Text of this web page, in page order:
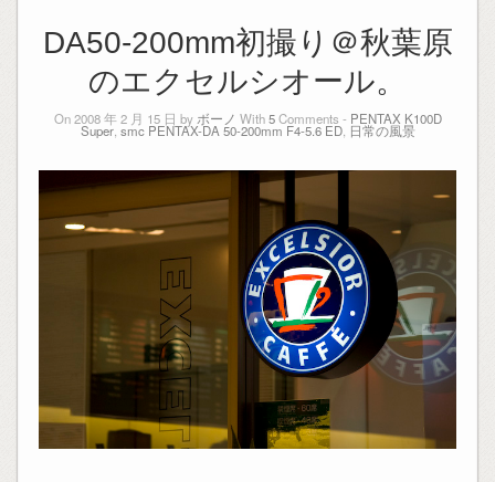
DA50-200mm初撮り＠秋葉原
のエクセルシオール。
On 2008 年 2 月 15 日 by ボーノ With5Comments - PENTAX K100D
Super, smc PENTAX-DA 50-200mm F4-5.6 ED, 日常の風景